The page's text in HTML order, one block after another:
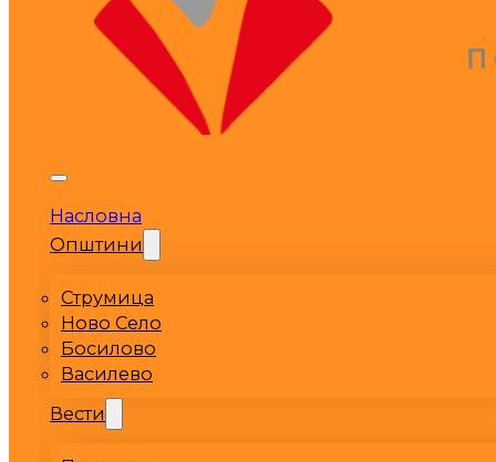
Насловна
Општини
Струмица
Ново Село
Босилово
Василево
Вести